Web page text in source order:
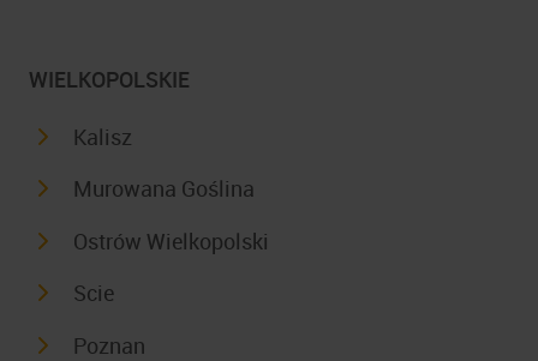
WIELKOPOLSKIE
Kalisz
Murowana Goślina
Ostrów Wielkopolski
Scie
Poznan